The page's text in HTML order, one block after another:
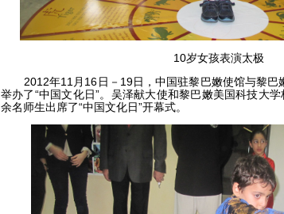
10岁女孩表演太极
2012年11月16日－19日，中国驻黎巴嫩使馆与黎巴
举办了“中国文化日”。吴泽献大使和黎巴嫩美国科技大
余名师生出席了“中国文化日”开幕式。